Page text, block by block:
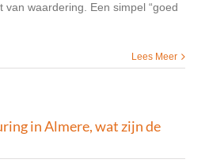
van waardering. Een simpel “goed
Lees Meer
in Almere, wat zijn de